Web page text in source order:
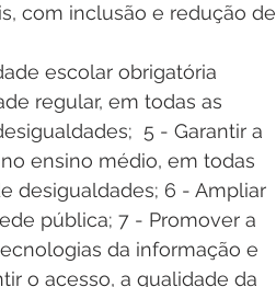
com inclusão e redução de
escolar obrigatória
regular, em todas as
5 - Garantir a
ensino médio, em todas
desigualdades; 6 - Ampliar
pública; 7 - Promover a
da informação e
o acesso, a qualidade da